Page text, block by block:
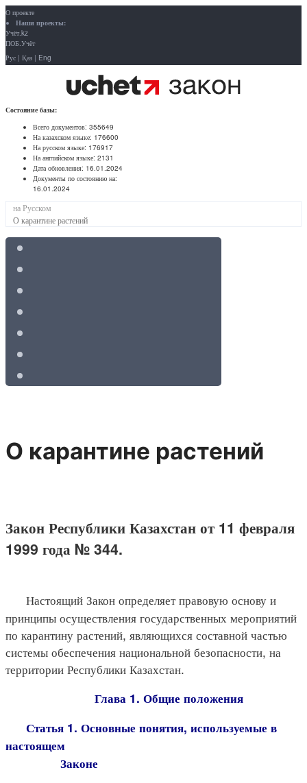
О проекте
Наши проекты:
Учёт.kz
ПОБ.Учёт
Рус | Қаз | Eng
Состояние базы:
Всего документов: 355649
На казахском языке: 176600
На русском языке: 176917
На английском языке: 2131
Дата обновления: 16.01.2024
Документы по состоянию на:
16.01.2024
на Русском
О карантине растений
О карантине растений
Закон Республики Казахстан от 11 февраля
1999 года № 344.
Настоящий Закон определяет правовую основу и
принципы осуществления государственных мероприятий
по карантину растений, являющихся составной частью
системы обеспечения национальной безопасности, на
территории Республики Казахстан.
Глава 1. Общие положения
Статья 1. Основные понятия, используемые в
настоящем
Законе